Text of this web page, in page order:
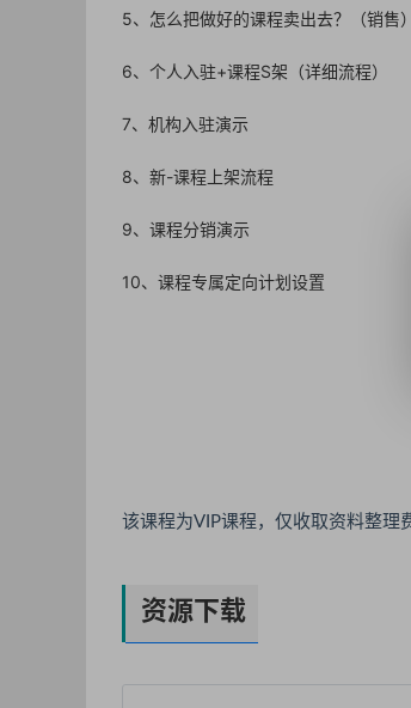
5、怎么把做好的课程卖出去？（销售）
6、个人入驻+课程S架（详细流程）
7、机构入驻演示
8、新-课程上架流程
9、课程分销演示
10、课程专属定向计划设置
该课程为VIP课程，仅收取资料整
资源下载